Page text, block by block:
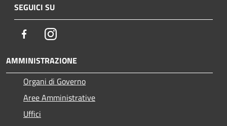
SEGUICI SU
FacebookInstagram
AMMINISTRAZIONE
Organi di Governo
Aree Amministrative
Uffici